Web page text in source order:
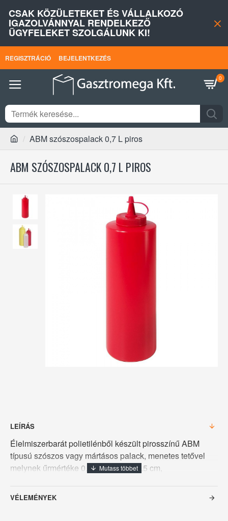
CSAK KÖZÜLETEKET ÉS VÁLLALKOZÓ
IGAZOLVÁNNYAL RENDELKEZŐ
ÜGYFELEKET SZOLGÁLUNK KI!
REGISZTRÁCIÓ BEJELENTKEZÉS
0
ABM szószospalack 0,7 L piros
ABM SZÓSZOSPALACK 0,7 L PIROS
LEÍRÁS
Élelmiszerbarát polietilénből készült pirosszínű ABM
típusú szószos vagy mártásos palack, menetes tetővel
melynek űrmértéke 0,7 L, átmérője 6,5 cm,
VÉLEMÉNYEK